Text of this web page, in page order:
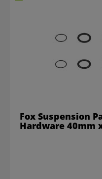
Fox Suspension
Hardware 40mm